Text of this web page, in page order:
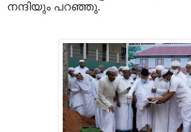
നന്ദിയും പറഞ്ഞു.